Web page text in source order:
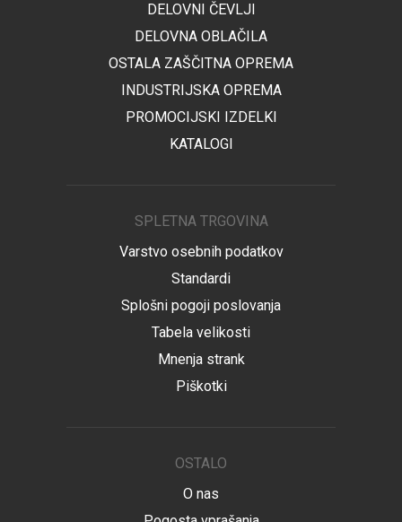
DELOVNI ČEVLJI
DELOVNA OBLAČILA
OSTALA ZAŠČITNA OPREMA
INDUSTRIJSKA OPREMA
PROMOCIJSKI IZDELKI
KATALOGI
SPLETNA TRGOVINA
Varstvo osebnih podatkov
Standardi
Splošni pogoji poslovanja
Tabela velikosti
Mnenja strank
Piškotki
OSTALO
O nas